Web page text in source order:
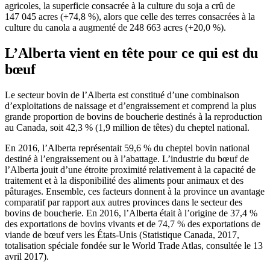
agricoles, la superficie consacrée à la culture du soja a crû de
147 045 acres (+74,8 %), alors que celle des terres consacrées à la
culture du canola a augmenté de 248 663 acres (+20,0 %).
L’Alberta vient en tête pour ce qui est du
bœuf
Le secteur bovin de l’Alberta est constitué d’une combinaison
d’exploitations de naissage et d’engraissement et comprend la plus
grande proportion de bovins de boucherie destinés à la reproduction
au Canada, soit 42,3 % (1,9 million de têtes) du cheptel national.
En 2016, l’Alberta représentait 59,6 % du cheptel bovin national
destiné à l’engraissement ou à l’abattage. L’industrie du bœuf de
l’Alberta jouit d’une étroite proximité relativement à la capacité de
traitement et à la disponibilité des aliments pour animaux et des
pâturages. Ensemble, ces facteurs donnent à la province un avantage
comparatif par rapport aux autres provinces dans le secteur des
bovins de boucherie. En 2016, l’Alberta était à l’origine de 37,4 %
des exportations de bovins vivants et de 74,7 % des exportations de
viande de bœuf vers les États-Unis (Statistique Canada, 2017,
totalisation spéciale fondée sur le World Trade Atlas, consultée le 13
avril 2017).